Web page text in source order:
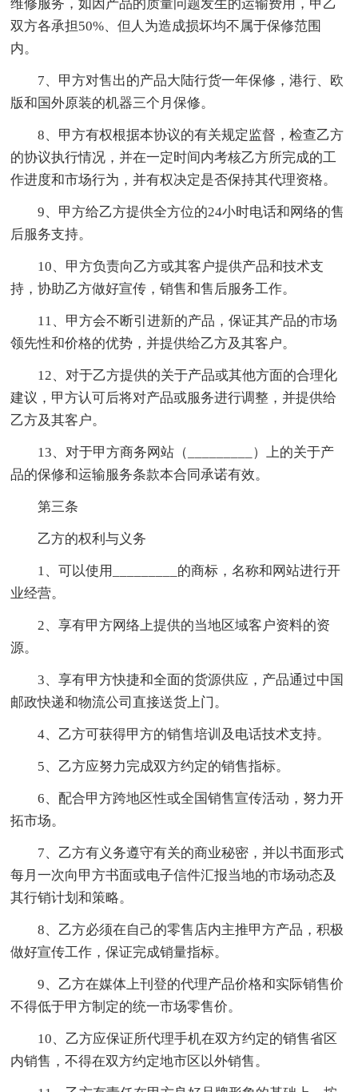
维修服务，如因产品的质量问题发生的运输费用，甲乙
双方各承担50%、但人为造成损坏均不属于保修范围
内。
7、甲方对售出的产品大陆行货一年保修，港行、欧
版和国外原装的机器三个月保修。
8、甲方有权根据本协议的有关规定监督，检查乙方
的协议执行情况，并在一定时间内考核乙方所完成的工
作进度和市场行为，并有权决定是否保持其代理资格。
9、甲方给乙方提供全方位的24小时电话和网络的售
后服务支持。
10、甲方负责向乙方或其客户提供产品和技术支
持，协助乙方做好宣传，销售和售后服务工作。
11、甲方会不断引进新的产品，保证其产品的市场
领先性和价格的优势，并提供给乙方及其客户。
12、对于乙方提供的关于产品或其他方面的合理化
建议，甲方认可后将对产品或服务进行调整，并提供给
乙方及其客户。
13、对于甲方商务网站（_________）上的关于产
品的保修和运输服务条款本合同承诺有效。
第三条
乙方的权利与义务
1、可以使用_________的商标，名称和网站进行开
业经营。
2、享有甲方网络上提供的当地区域客户资料的资
源。
3、享有甲方快捷和全面的货源供应，产品通过中国
邮政快递和物流公司直接送货上门。
4、乙方可获得甲方的销售培训及电话技术支持。
5、乙方应努力完成双方约定的销售指标。
6、配合甲方跨地区性或全国销售宣传活动，努力开
拓市场。
7、乙方有义务遵守有关的商业秘密，并以书面形式
每月一次向甲方书面或电子信件汇报当地的市场动态及
其行销计划和策略。
8、乙方必须在自己的零售店内主推甲方产品，积极
做好宣传工作，保证完成销量指标。
9、乙方在媒体上刊登的代理产品价格和实际销售价
不得低于甲方制定的统一市场零售价。
10、乙方应保证所代理手机在双方约定的销售省区
内销售，不得在双方约定地市区以外销售。